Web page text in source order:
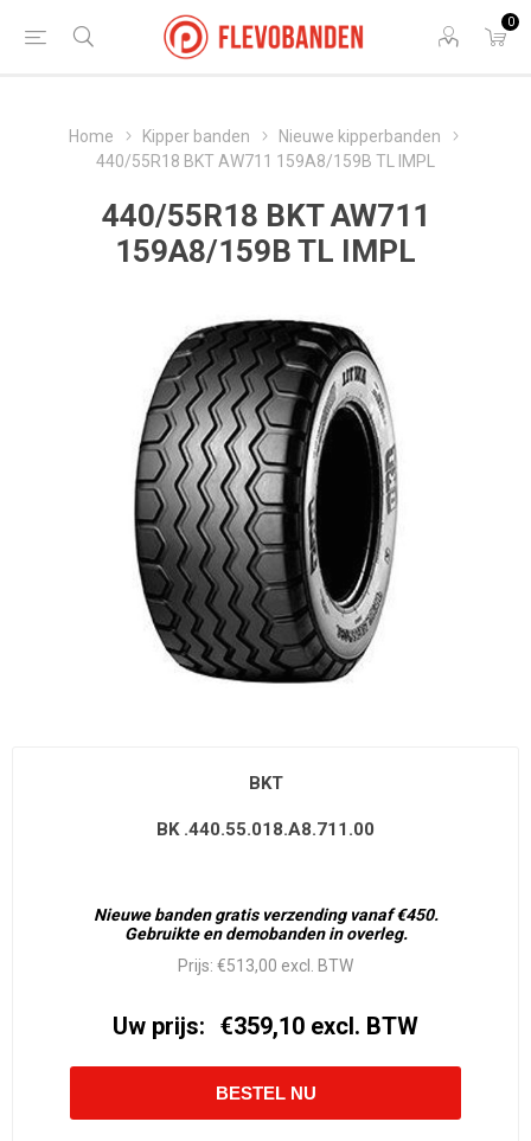
0
Home Kipper banden
Nieuwe kipperbanden
440/55R18 BKT AW711 159A8/159B TL IMPL
440/55R18 BKT AW711
159A8/159B TL IMPL
BKT
BK .440.55.018.A8.711.00
Nieuwe banden gratis verzending vanaf €450.
Gebruikte en demobanden in overleg.
Prijs: €513,00 excl. BTW
Uw prijs: €359,10 excl. BTW